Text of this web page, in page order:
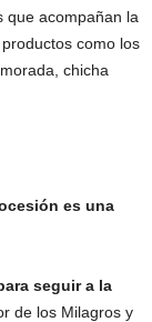
que acompañan la
como los
chicha
es una
seguir a la
de los Milagros y